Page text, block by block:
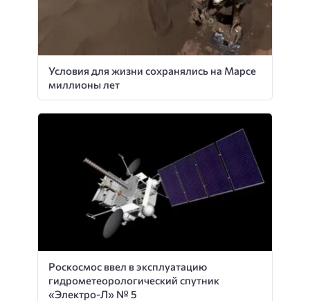
Условия для жизни сохранялись на Марсе
миллионы лет
Роскосмос ввел в эксплуатацию
гидрометеорологический спутник
«Электро-Л» № 5